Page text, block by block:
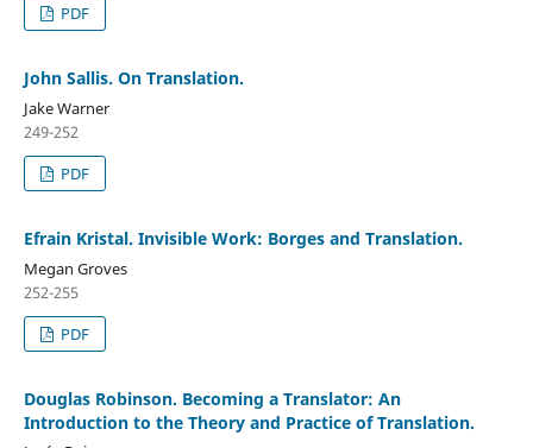
PDF
John Sallis. On Translation.
Jake Warner
249-252
PDF
Efrain Kristal. Invisible Work: Borges and Translation.
Megan Groves
252-255
PDF
Douglas Robinson. Becoming a Translator: An
Introduction to the Theory and Practice of Translation.